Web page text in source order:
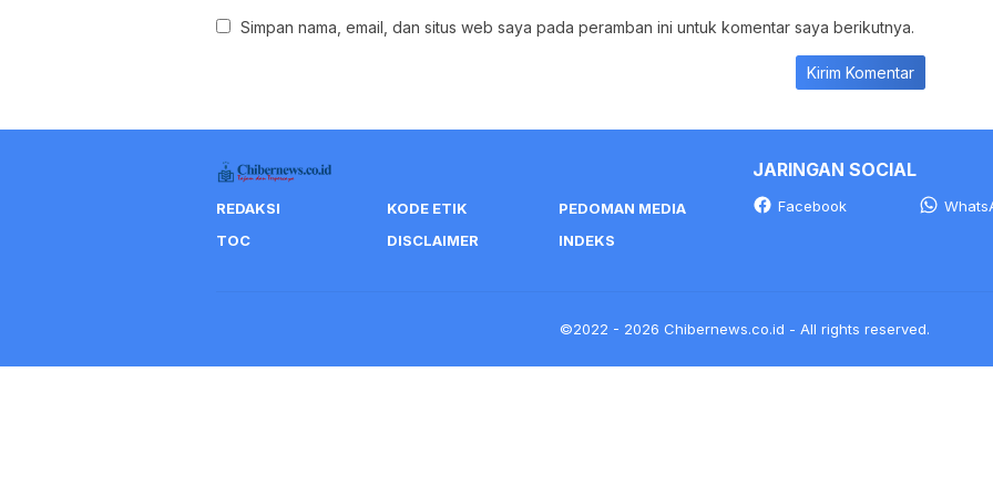
Simpan nama, email, dan situs web saya pada peramban ini untuk komentar saya berikutnya.
REDAKSI KODE ETIK
PEDOMAN MEDIA
TOC
DISCLAIMER INDEKS
JARINGAN SOCIAL
Facebook
©2022 - 2026 Chibernews.co.id - All rights reserved.